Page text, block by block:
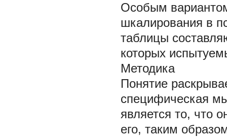
Особым
шкалирования в
таблицы
которых
Методика
Понятие
специфическая
является то, что
его, таким